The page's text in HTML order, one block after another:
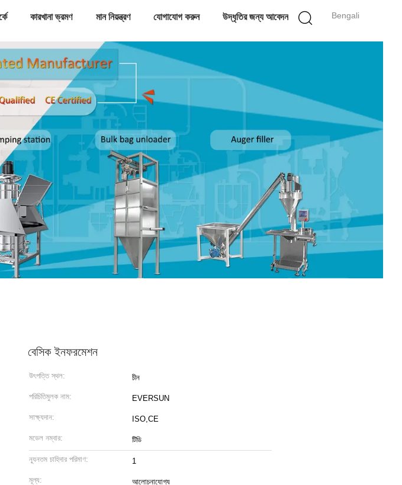
Bengali
কারখানা ভ্রমণ মান নিয়ন্ত্রণ যোগাযোগ করুন উদ্ধৃতির জন্য আবেদন
বেসিক ইনফরমেশন
উৎপত্তি স্থল: চীন
পরিচিতিমুলক নাম: EVERSUN
সাক্ষ্যদান: ISO,CE
মডেল নম্বার: টিডি
ন্যূনতম চাহিদার পরিমাণ: 1
মূল্য: আলোচনাযোগ্য